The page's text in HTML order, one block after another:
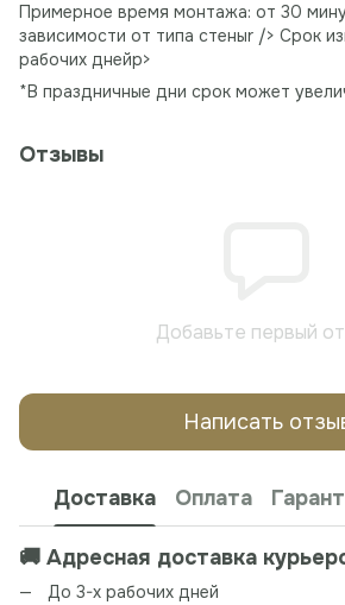
Примерное время монтажа: от 30
зависимости от типа стеныr /> Срок
рабочих днейp>
*В праздничные дни срок может
Отзывы
Добавьте первый
Написать
Доставка Оплата
🚚 Адресная доставка
До 3-х рабочих дней